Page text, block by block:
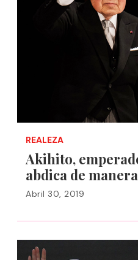
REALEZA
Akihito,
abdica de
Abril 30, 2019